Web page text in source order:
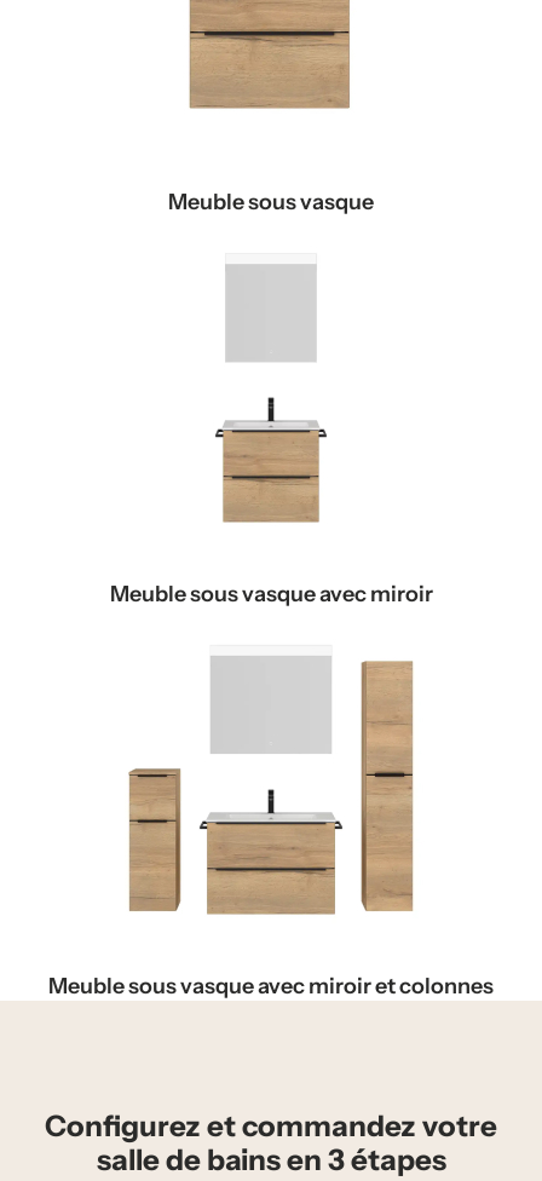
Meuble sous vasque
Meuble sous vasque avec miroir
Meuble sous vasque avec miroir et colonnes
Configurez et commandez votre
salle de bains en 3 étapes